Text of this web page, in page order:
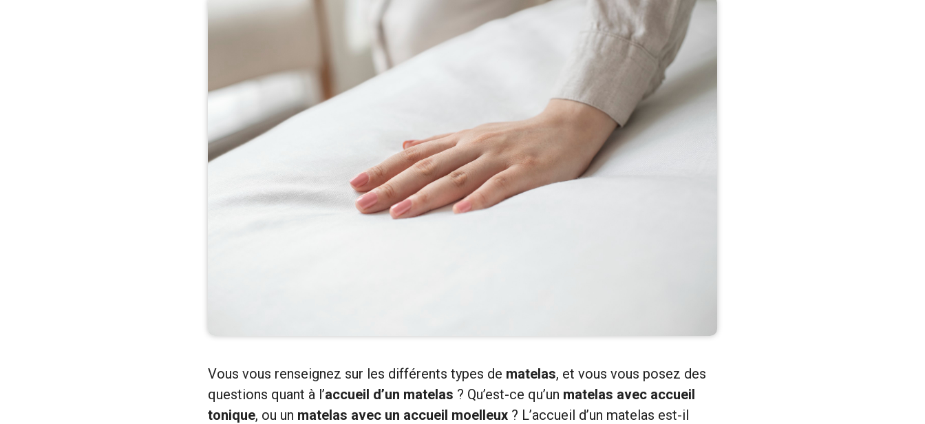
Vous vous renseignez sur les différents types de matelas, et vous vous posez des
questions quant à l’accueil d’un matelas ? Qu’est-ce qu’un matelas avec accueil
tonique, ou un matelas avec un accueil moelleux ? L’accueil d’un matelas est-il